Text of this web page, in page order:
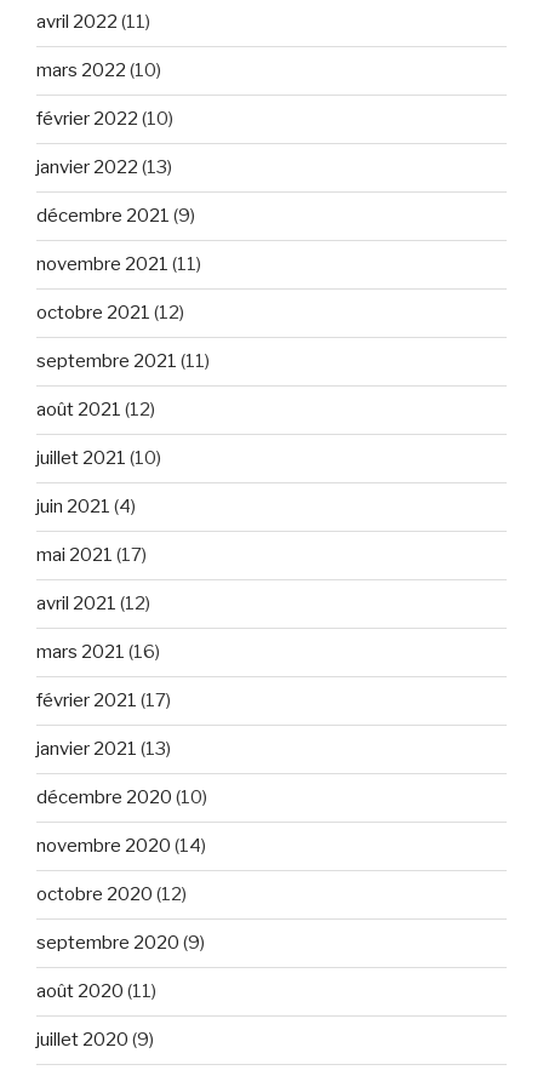
avril 2022 (11)
mars 2022 (10)
février 2022 (10)
janvier 2022 (13)
décembre 2021 (9)
novembre 2021 (11)
octobre 2021 (12)
septembre 2021 (11)
août 2021 (12)
juillet 2021 (10)
juin 2021 (4)
mai 2021 (17)
avril 2021 (12)
mars 2021 (16)
février 2021 (17)
janvier 2021 (13)
décembre 2020 (10)
novembre 2020 (14)
octobre 2020 (12)
septembre 2020 (9)
août 2020 (11)
juillet 2020 (9)